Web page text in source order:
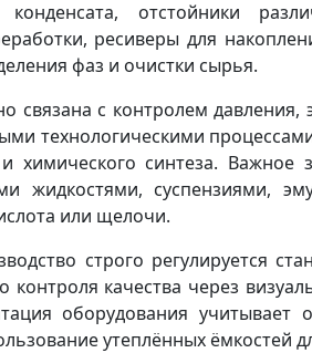
конденсата, отстойники
ресиверы для
фаз и очистки сырья.
связана с контролем давления,
технологическими
химического синтеза. Важное
жидкостями, суспензиями,
или щелочи.
строго регулируется
контроля качества через
оборудования
утеплённых ёмкостей